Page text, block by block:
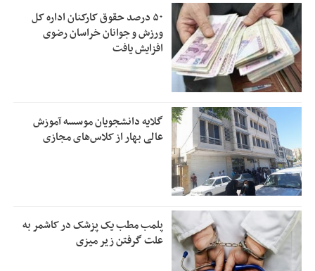
۵۰ درصد حقوق کارکنان اداره کل
ورزش و جوانان خراسان رضوی
افزایش یافت
گلایه دانشجویان موسسه آموزش
عالی بهار از کلاس‌های مجازی
پلمب مطب یک پزشک در کاشمر به
علت گرفتن زیر میزی